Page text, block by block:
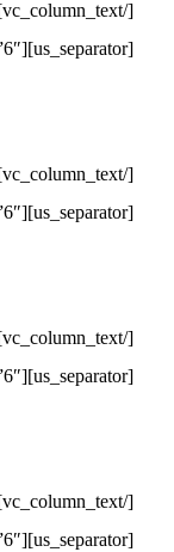
[us_separator][us_grid columns=”3″ items_layout=”testimonial_1″ post_type=”us_testimonial” items_quantity=”6″][/vc_column][/vc_row][vc_row][vc_column][vc_column_text]
[us_separator][us_grid columns=”3″ items_layout=”testimonial_2″ post_type=”us_testimonial” items_quantity=”6″][/vc_column][/vc_row][vc_row][vc_column][vc_column_text]
[us_separator][us_grid columns=”3″ items_layout=”testimonial_3″ post_type=”us_testimonial” items_quantity=”6″][/vc_column][/vc_row][vc_row][vc_column][vc_column_text]
[us_separator][us_grid columns=”3″ items_layout=”testimonial_4″ post_type=”us_testimonial” items_quantity=”6″][/vc_column][/vc_row][vc_row][vc_column][vc_column_text]